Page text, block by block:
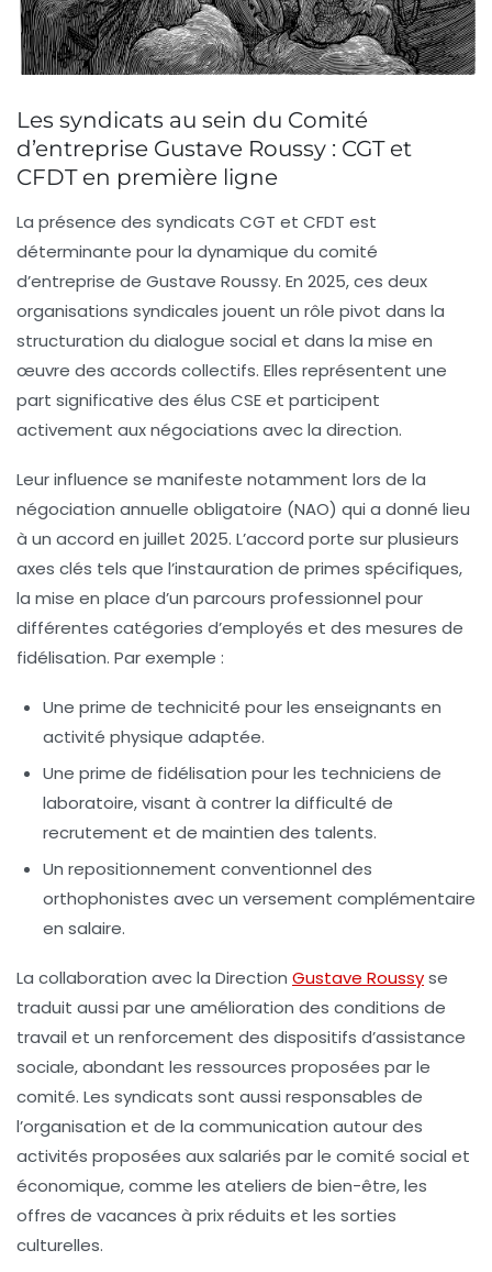
Les syndicats au sein du Comité
d’entreprise Gustave Roussy : CGT et
CFDT en première ligne
La présence des syndicats CGT et CFDT est
déterminante pour la dynamique du comité
d’entreprise de Gustave Roussy. En 2025, ces deux
organisations syndicales jouent un rôle pivot dans la
structuration du dialogue social et dans la mise en
œuvre des accords collectifs. Elles représentent une
part significative des élus CSE et participent
activement aux négociations avec la direction.
Leur influence se manifeste notamment lors de la
négociation annuelle obligatoire (NAO) qui a donné lieu
à un accord en juillet 2025. L’accord porte sur plusieurs
axes clés tels que l’instauration de primes spécifiques,
la mise en place d’un parcours professionnel pour
différentes catégories d’employés et des mesures de
fidélisation. Par exemple :
Une prime de technicité pour les enseignants en
activité physique adaptée.
Une prime de fidélisation pour les techniciens de
laboratoire, visant à contrer la difficulté de
recrutement et de maintien des talents.
Un repositionnement conventionnel des
orthophonistes avec un versement complémentaire
en salaire.
La collaboration avec la Direction Gustave Roussyse
traduit aussi par une amélioration des conditions de
travail et un renforcement des dispositifs d’assistance
sociale, abondant les ressources proposées par le
comité. Les syndicats sont aussi responsables de
l’organisation et de la communication autour des
activités proposées aux salariés par le comité social et
économique, comme les ateliers de bien-être, les
offres de vacances à prix réduits et les sorties
culturelles.